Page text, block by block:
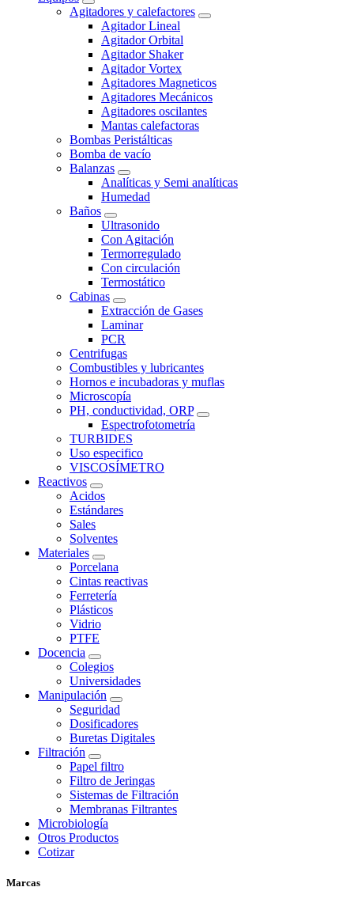
Agitadores y calefactores
Agitador Lineal
Agitador Orbital
Agitador Shaker
Agitador Vortex
Agitadores Magneticos
Agitadores Mecánicos
Agitadores oscilantes
Mantas calefactoras
Bombas Peristálticas
Bomba de vacío
Balanzas
Analíticas y Semi analíticas
Humedad
Baños
Ultrasonido
Con Agitación
Termorregulado
Con circulación
Termostático
Cabinas
Extracción de Gases
Laminar
PCR
Centrifugas
Combustibles y lubricantes
Hornos e incubadoras y muflas
Microscopía
PH, conductividad, ORP
Espectrofotometría
TURBIDES
Uso especifico
VISCOSÍMETRO
Reactivos
Acidos
Estándares
Sales
Solventes
Materiales
Porcelana
Cintas reactivas
Ferretería
Plásticos
Vidrio
PTFE
Docencia
Colegios
Universidades
Manipulación
Seguridad
Dosificadores
Buretas Digitales
Filtración
Papel filtro
Filtro de Jeringas
Sistemas de Filtración
Membranas Filtrantes
Microbiología
Otros Productos
Cotizar
Marcas